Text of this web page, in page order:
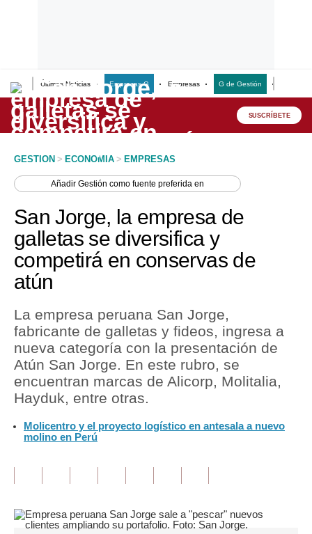
Últimas Noticias Empresas G Empresas G de Gestión
Lo último
Peru Quiosco
Economía
Mercados
Perú
Política
Tu Dinero
Finanzas Personales
Inmobiliarias
Plus G
SUSCRÍBETE
GESTION > ECONOMIA > EMPRESAS
AñadirGestión como fuente preferida en
San Jorge, la empresa de
galletas se diversifica y
competirá en conservas de
atún
La empresa peruana San Jorge,
fabricante de galletas y fideos, ingresa a
nueva categoría con la presentación de
Atún San Jorge. En este rubro, se
encuentran marcas de Alicorp, Molitalia,
Hayduk, entre otras.
Molicentro y el proyecto logístico en antesala a nuevo
molino en Perú